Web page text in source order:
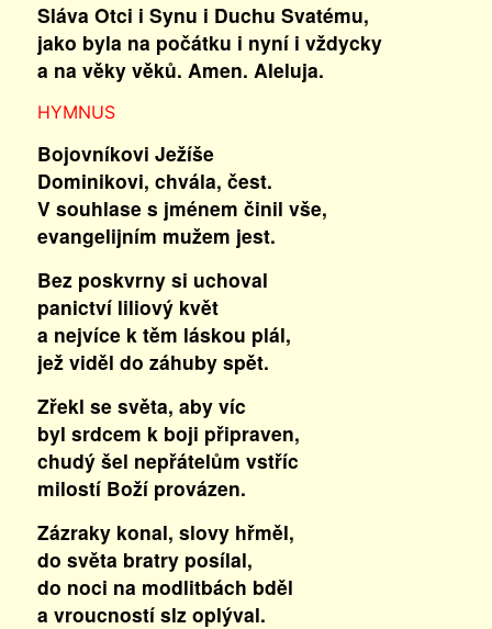
Sláva Otci i Synu i Duchu Svatému,
jako byla na počátku i nyní i vždycky
a na věky věků. Amen. Aleluja.
HYMNUS
Bojovníkovi Ježíše
Dominikovi, chvála, čest.
V souhlase s jménem činil vše,
evangelijním mužem jest.
Bez poskvrny si uchoval
panictví liliový květ
a nejvíce k těm láskou plál,
jež viděl do záhuby spět.
Zřekl se světa, aby víc
byl srdcem k boji připraven,
chudý šel nepřátelům vstříc
milostí Boží provázen.
Zázraky konal, slovy hřměl,
do světa bratry posílal,
do noci na modlitbách bděl
a vroucností slz oplýval.